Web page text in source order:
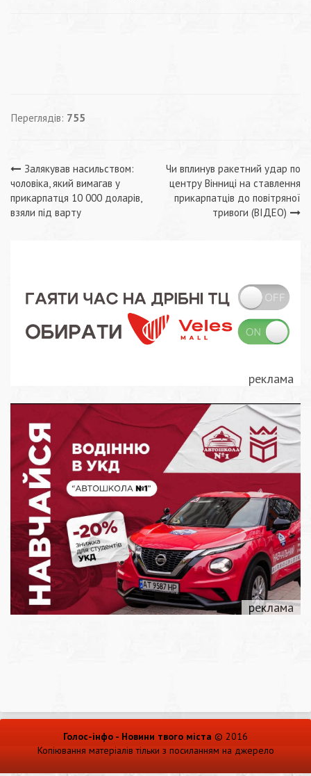
Переглядів: 755
Навігація
записів
Залякував насильством:
чоловіка, який вимагав у
прикарпатця 10 000 доларів,
взяли під варту
Чи вплинув ракетний удар по
центру Вінниці на ставлення
прикарпатців до повітряної
тривоги (ВІДЕО)
Голос-інфо - Новини твого міста © 2016
Копіювання матеріалів тільки з посиланням на джерело